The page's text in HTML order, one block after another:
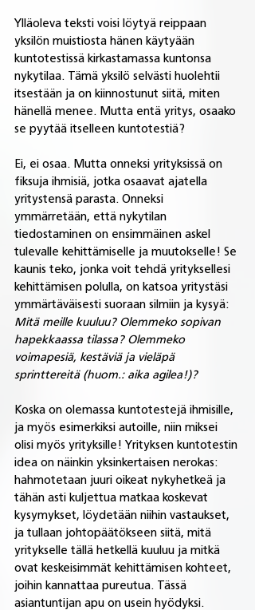
Ylläoleva teksti voisi löytyä reippaan
yksilön muistiosta hänen käytyään
kuntotestissä kirkastamassa kuntonsa
nykytilaa. Tämä yksilö selvästi huolehtii
itsestään ja on kiinnostunut siitä, miten
hänellä menee. Mutta entä yritys, osaako
se pyytää itselleen kuntotestiä?
Ei, ei osaa. Mutta onneksi yrityksissä on
fiksuja ihmisiä, jotka osaavat ajatella
yritystensä parasta. Onneksi
ymmärretään, että nykytilan
tiedostaminen on ensimmäinen askel
tulevalle kehittämiselle ja muutokselle! Se
kaunis teko, jonka voit tehdä yrityksellesi
kehittämisen polulla, on katsoa yritystäsi
ymmärtäväisesti suoraan silmiin ja kysyä:
Mitä meille kuuluu? Olemmeko sopivan
hapekkaassa tilassa? Olemmeko
voimapesiä, kestäviä ja vieläpä
sprinttereitä (huom.: aika agilea!)?
Koska on olemassa kuntotestejä ihmisille,
ja myös esimerkiksi autoille, niin miksei
olisi myös yrityksille! Yrityksen kuntotestin
idea on näinkin yksinkertaisen nerokas:
hahmotetaan juuri oikeat nykyhetkeä ja
tähän asti kuljettua matkaa koskevat
kysymykset, löydetään niihin vastaukset,
ja tullaan johtopäätökseen siitä, mitä
yritykselle tällä hetkellä kuuluu ja mitkä
ovat keskeisimmät kehittämisen kohteet,
joihin kannattaa pureutua. Tässä
asiantuntijan apu on usein hyödyksi.